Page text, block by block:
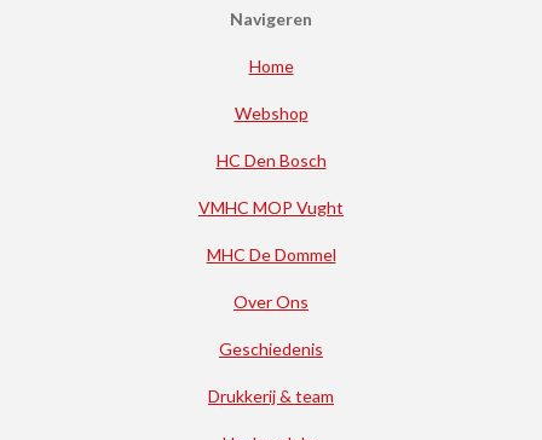
Navigeren
Home
Webshop
HC Den Bosch
VMHC MOP Vught
MHC De Dommel
Over Ons
Geschiedenis
Drukkerij & team